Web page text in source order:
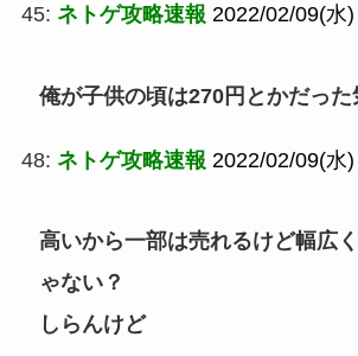
45: ネトゲ攻略速報 2022/02/09(水
俺が子供の頃は270円とかだった
48: ネトゲ攻略速報 2022/02/09(水
高いから一部は売れるけど幅広
ゃない？
しらんけど